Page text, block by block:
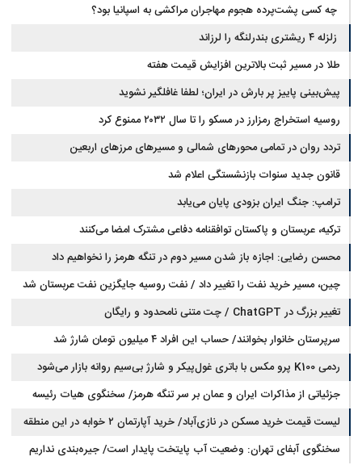
اجتماعی
چه کسی پشت‌پرده هجوم مهاجران مراکشی به اسپانیا بود؟
زلزله ۴ ریشتری بندرلنگه را لرزاند
طلا در مسیر ثبت بالاترین افزایش قیمت هفته
پیش‌بینی پاییز پر بارش در ایران؛ لطفا غافلگیر نشوید
روسیه استخراج رمزارز در مسکو را تا سال ۲۰۳۲ ممنوع کرد
تردد روان در تمامی محورهای شمالی و مسیرهای مرزهای اربعین
قانون جدید سنوات بازنشستگی اعلام شد
ترامپ: جنگ ایران بزودی پایان می‌یابد
ترکیه، عربستان و پاکستان توافقنامه دفاعی مشترک امضا می‌کنند
محسن رضایی: اجازه باز شدن مسیر دوم در تنگه هرمز را نخواهیم داد
چین، مسیر خرید نفت را تغییر داد / نفت روسیه جایگزین نفت عربستان شد
تغییر بزرگ در ChatGPT / چت متنی نامحدود و رایگان
سرپرستان خانوار بخوانند/ حساب این افراد ۴ میلیون تومان شارژ شد
ردمی K100 پرو مکس با باتری غول‌پیکر و شارژ بی‌سیم روانه بازار می‌شود
جزئیاتی از مذاکرات ایران و عمان بر سر تنگه هرمز/ سخنگوی هیات رئیسه
مجلس: بیانیه‌ای شامل تصحیح مسیر تردد دریایی در تنگه، در آستانه نهایی شدن
است
لیست قیمت خرید مسکن در نازی‌آباد/ خرید آپارتمان ۲ خوابه در این منطقه
چقدر سرمایه نیاز دارد؟ + جدول مردادماه ۱۴۰۵
سخنگوی آبفای تهران: وضعیت آب پایتخت پایدار است/ جیره‌بندی نداریم